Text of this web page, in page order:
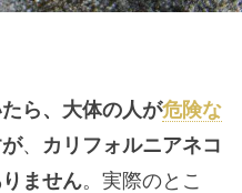
ら、大体の人が危険な
、 カリフォルニアネコ
ません。実際のとこ